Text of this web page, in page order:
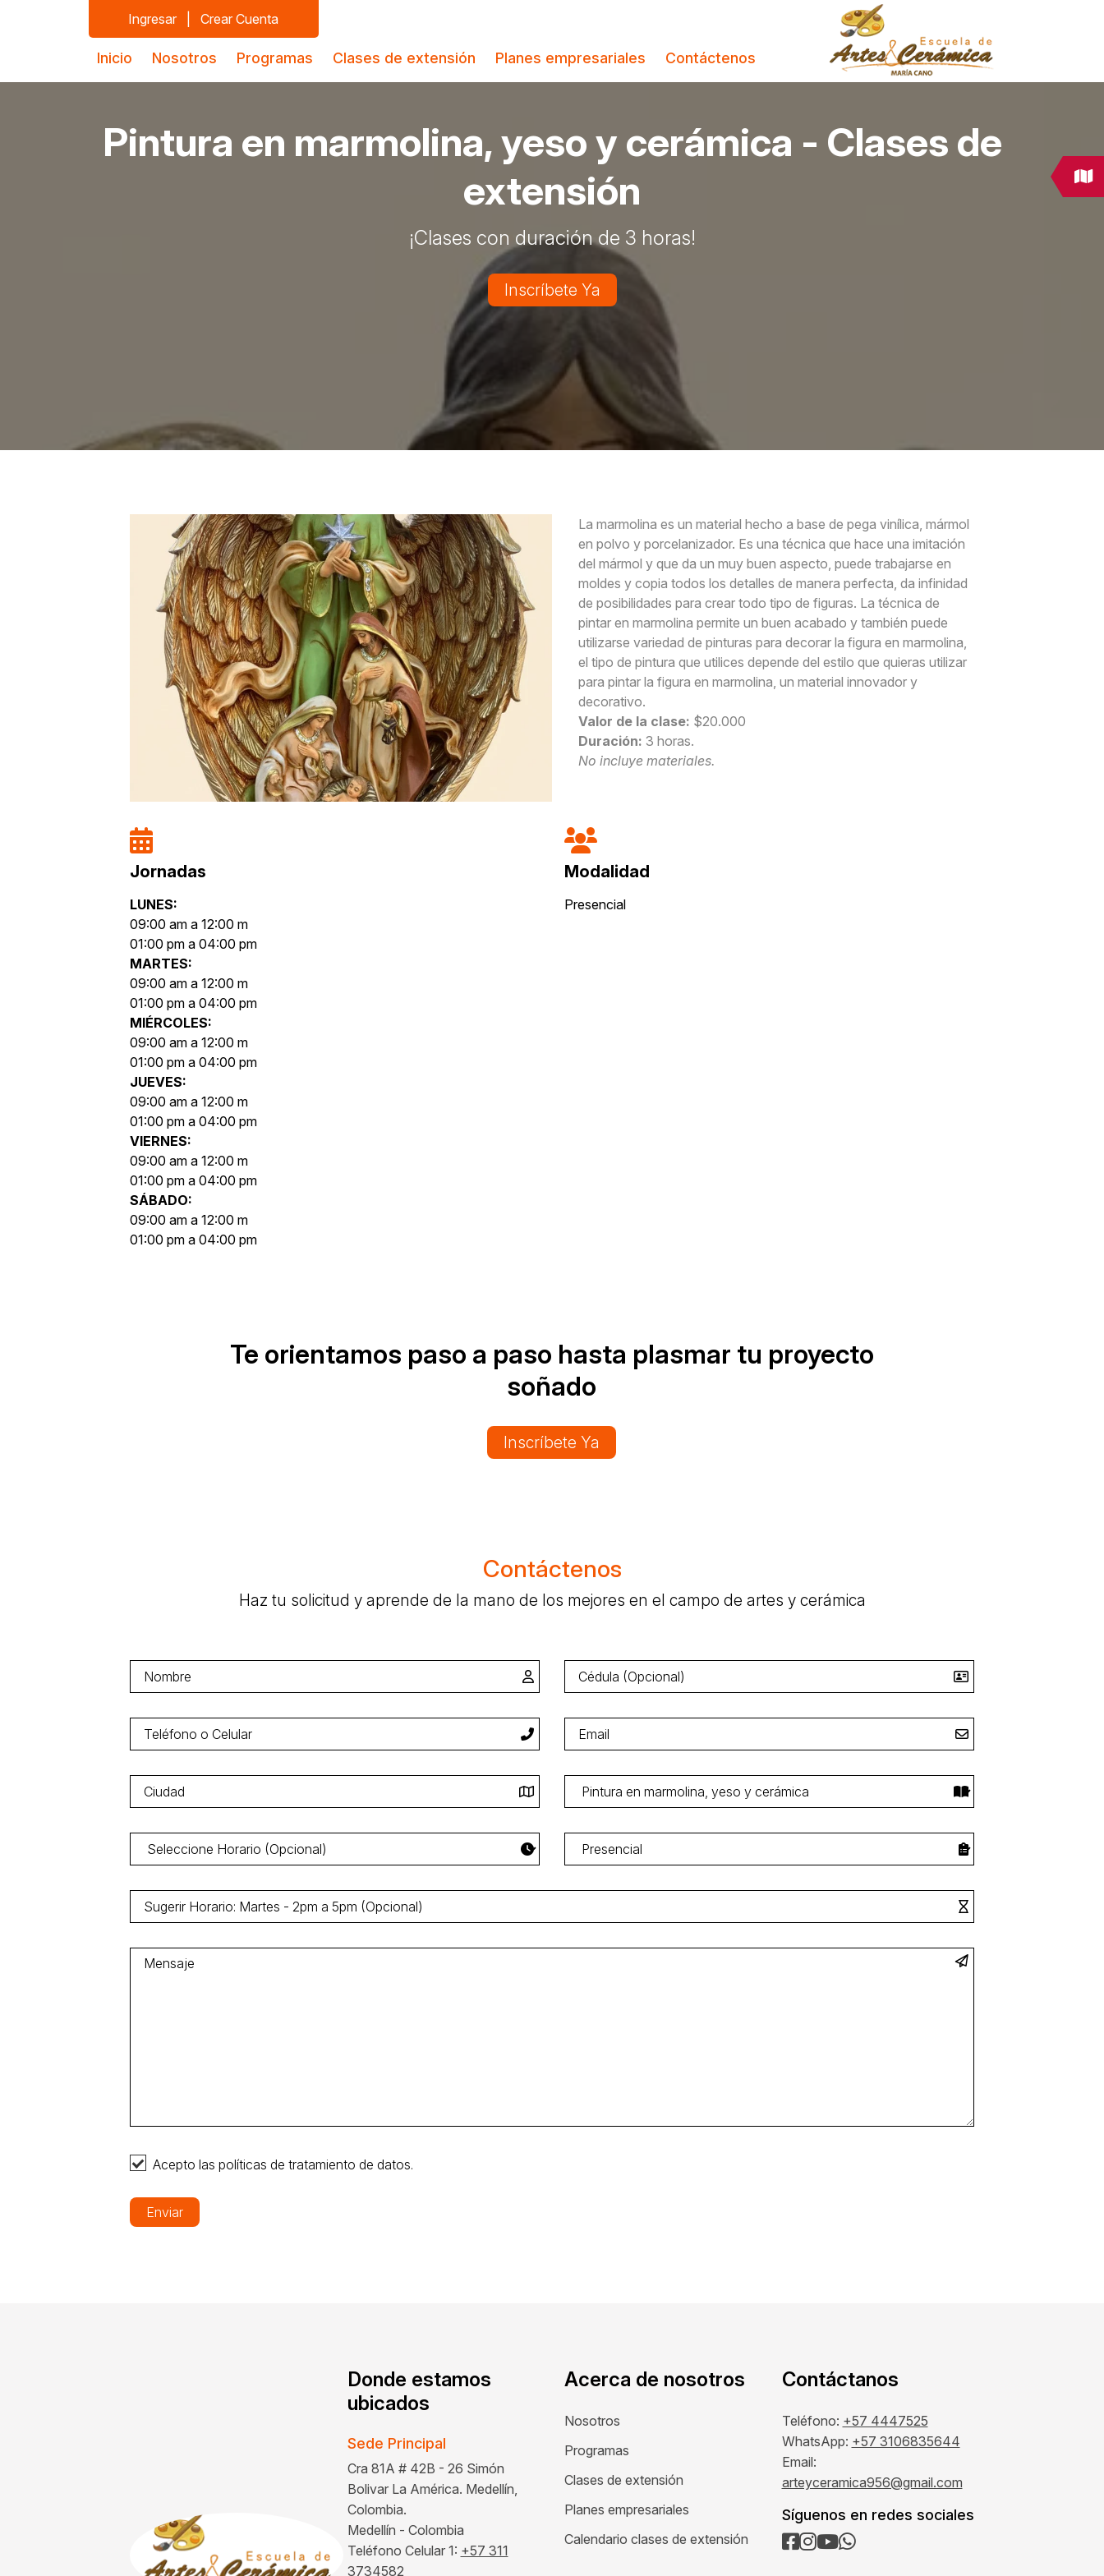
Inicio Nosotros Programas Clases de extensión Planes empresariales Contáctenos
Ingresar Crear Cuenta
Pintura en marmolina, yeso y cerámica - Clases de
extensión
¡Clases con duración de 3 horas!
Inscríbete Ya
La marmolina es un material hecho a base de pega vinílica, mármol
en polvo y porcelanizador. Es una técnica que hace una imitación
del mármol y que da un muy buen aspecto, puede trabajarse en
moldes y copia todos los detalles de manera perfecta, da infinidad
de posibilidades para crear todo tipo de figuras. La técnica de
pintar en marmolina permite un buen acabado y también puede
utilizarse variedad de pinturas para decorar la figura en marmolina,
el tipo de pintura que utilices depende del estilo que quieras utilizar
para pintar la figura en marmolina, un material innovador y
decorativo.
Valor de la clase: $20.000
Duración: 3 horas.
No incluye materiales.
Jornadas
LUNES:
09:00 am a 12:00 m
01:00 pm a 04:00 pm
MARTES:
09:00 am a 12:00 m
01:00 pm a 04:00 pm
MIÉRCOLES:
09:00 am a 12:00 m
01:00 pm a 04:00 pm
JUEVES:
09:00 am a 12:00 m
01:00 pm a 04:00 pm
VIERNES:
09:00 am a 12:00 m
01:00 pm a 04:00 pm
SÁBADO:
09:00 am a 12:00 m
01:00 pm a 04:00 pm
Modalidad
Presencial
Te orientamos paso a paso hasta plasmar tu proyecto
soñado
Inscríbete Ya
Contáctenos
Haz tu solicitud y aprende de la mano de los mejores en el campo de artes y cerámica
Acepto las políticas de tratamiento de datos.
Enviar
Donde estamos
ubicados
Sede Principal
Cra 81A # 42B - 26 Simón
Bolivar La América. Medellín,
Colombia.
Medellín - Colombia
Teléfono Celular 1: +57 311
3734582
Acerca de nosotros
Nosotros
Programas
Clases de extensión
Planes empresariales
Calendario clases de extensión
Contáctanos
Teléfono: +57 4447525
WhatsApp: +57 3106835644
Email:
arteyceramica956@gmail.com
Síguenos en redes sociales